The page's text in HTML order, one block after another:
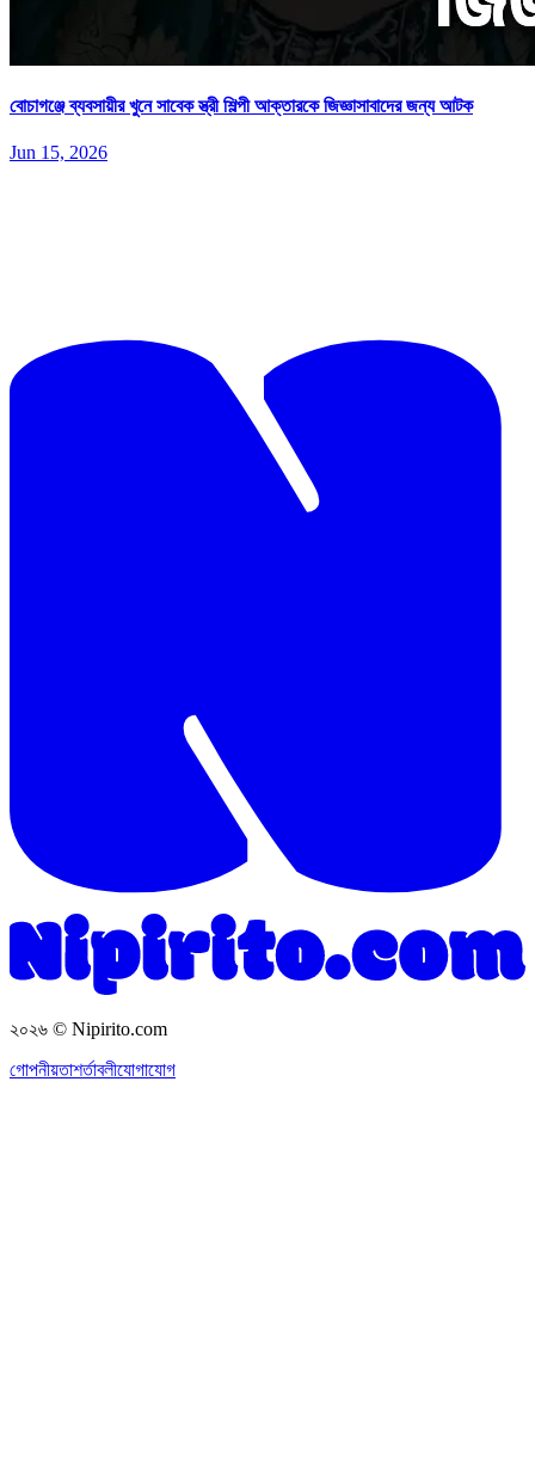
বোচাগঞ্জে ব্যবসায়ীর খুনে সাবেক স্ত্রী শিল্পী আক্তারকে জিজ্ঞাসাবাদের জন্য আটক
Jun 15, 2026
২০২৬ © Nipirito.com
গোপনীয়তাশর্তাবলীযোগাযোগ